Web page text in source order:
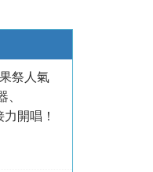
祭人氣
開唱！